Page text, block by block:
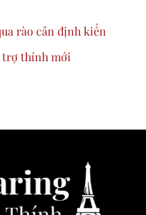
rào cản định kiến
trợ thính mới